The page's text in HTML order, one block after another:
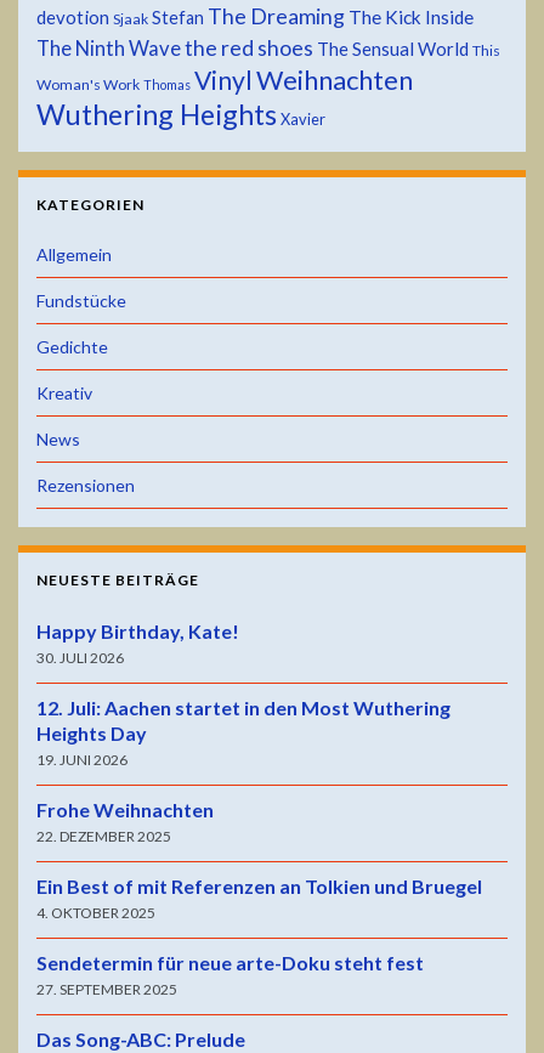
devotion Sjaak Stefan The Dreaming The Kick Inside
The Ninth Wavethe red shoes The Sensual World This
Woman's Work Thomas VinylWeihnachten
Wuthering Heights Xavier
KATEGORIEN
Allgemein
Fundstücke
Gedichte
Kreativ
News
Rezensionen
NEUESTE BEITRÄGE
Happy Birthday, Kate!
30. JULI 2026
12. Juli: Aachen startet in den Most Wuthering
Heights Day
19. JUNI 2026
Frohe Weihnachten
22. DEZEMBER 2025
Ein Best of mit Referenzen an Tolkien und Bruegel
4. OKTOBER 2025
Sendetermin für neue arte-Doku steht fest
27. SEPTEMBER 2025
Das Song-ABC: Prelude